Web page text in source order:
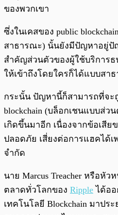
ของพวกเขา
ซึ่งในเคสของ public
สาธารณะ) นั้นยังมีปัญหาอยู่ปั
สำคัญส่วนตัวของผู้ใช้บริการธ
ให้เข้าถึงโดยใครก็ได้แบบสา
กระนั้น ปัญหานี้ก็สามารถที่จะ
blockchain (บล็อกเชนแบบส่
เกิดขึ้นมาอีก เนื่องจากข้อเสียข
ปลอดภัย เสี่ยงต่อการแฮคได้เ
จำกัด
นาย Marcus Treacher หรือหั
ตลาดทั่วโลกของ Ripple ได้ออ
เทคโนโลยี Blockchain มาปร